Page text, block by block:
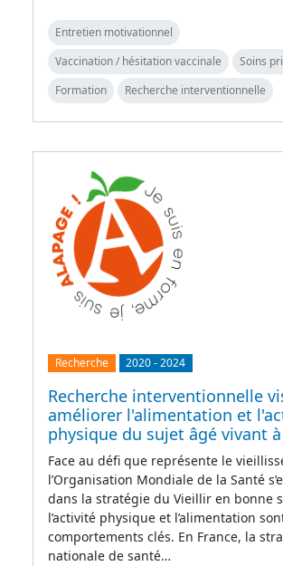
Entretien motivationnel
Vaccination / hésitation vaccinale
Soins
Formation
Recherche interventionnelle
Recherche 2020-2024
Recherche interventionnelle
améliorer l'alimentation et
physique du sujet âgé vivant
Face au défi que représente le
l’Organisation Mondiale de la Santé
dans la stratégie du Vieillir en bonne
l’activité physique et l’alimentation
comportements clés. En France, la
nationale de santé…